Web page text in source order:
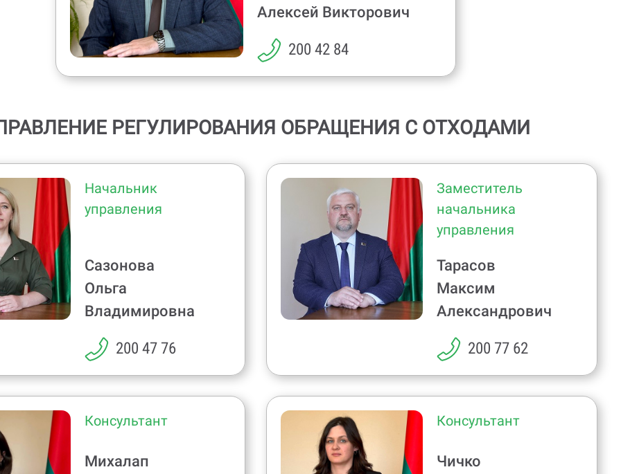
Алексей Викторович
200 42 84
РЕГУЛИРОВАНИЯ ОБРАЩЕНИЯ С ОТХОДАМИ
Начальник
управления
Сазонова
Ольга
Владимировна
200 47 76
Заместитель
начальника
управления
Тарасов
Максим
Александрович
200 77 62
Консультант
Михалап
Консультант
Чичко